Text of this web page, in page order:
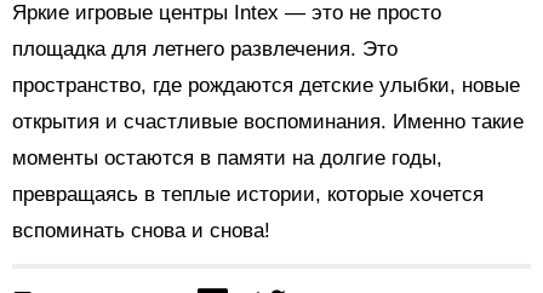
Яркие игровые центры Intex — это не просто
площадка для летнего развлечения. Это
пространство, где рождаются детские улыбки, новые
открытия и счастливые воспоминания. Именно такие
моменты остаются в памяти на долгие годы,
превращаясь в теплые истории, которые хочется
вспоминать снова и снова!